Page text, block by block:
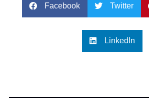
Facebook Twitter
LinkedIn